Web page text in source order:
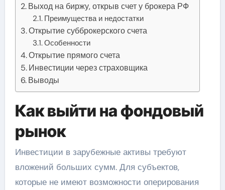
Выход на биржу, открыв счет у брокера РФ
Преимущества и недостатки
Открытие субброкерского счета
Особенности
Открытие прямого счета
Инвестиции через страховщика
Выводы
Как выйти на фондовый
рынок
Инвестиции в зарубежные активы требуют
вложений больших сумм. Для субъектов,
которые не имеют возможности оперирования